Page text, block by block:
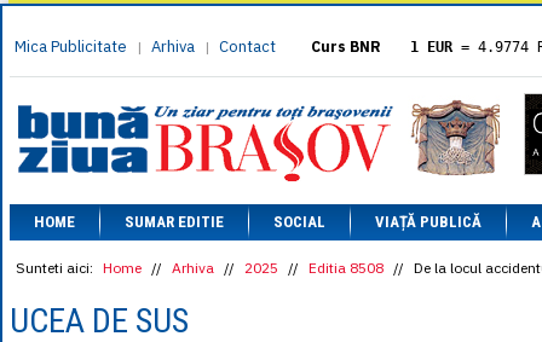
Mica Publicitate | Arhiva | Contact Curs BNR 1 EUR = 4.9774
= 5.8304
1 XAU= 464.4611
1 AED= 1.1933
1 AUD= 2.7957
1 BGN= 2.5449
1 CAD= 3.1559
1 CHF= 5.2813
1 CNY= 0.6015
HOME SUMAR EDITIE SOCIAL VIAȚĂ PUBLICĂ
Sunteti aici: Home // Arhiva // 2025 // Editia 8508 // De la locul
UCEA DE SUS